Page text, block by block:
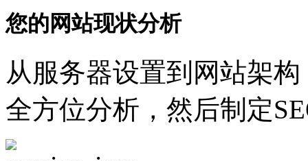
您的网站现状分析
从服务器设置到网站架
全方位分析，然后制定